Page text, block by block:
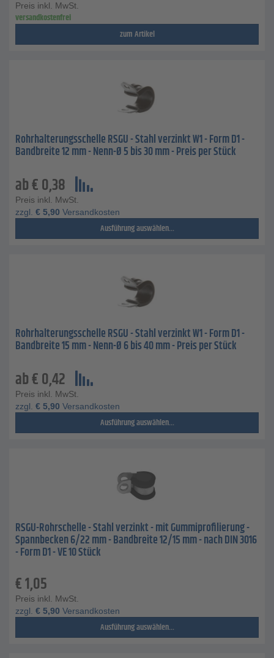
Preis inkl. MwSt.
versandkostenfrei
zum Artikel
Rohrhalterungsschelle RSGU - Stahl verzinkt W1 - Form D1 -
Bandbreite 12 mm - Nenn-Ø 5 bis 30 mm - Preis per Stück
ab€0,38
Preis inkl. MwSt.
zzgl. € 5,90 Versandkosten
Ausführung auswählen...
Rohrhalterungsschelle RSGU - Stahl verzinkt W1 - Form D1 -
Bandbreite 15 mm - Nenn-Ø 6 bis 40 mm - Preis per Stück
ab€0,42
Preis inkl. MwSt.
zzgl. € 5,90 Versandkosten
Ausführung auswählen...
RSGU-Rohrschelle - Stahl verzinkt - mit Gummiprofilierung -
Spannbecken 6/22 mm - Bandbreite 12/15 mm - nach DIN 3016
- Form D1 - VE 10 Stück
€1,05
Preis inkl. MwSt.
zzgl. € 5,90 Versandkosten
Ausführung auswählen...